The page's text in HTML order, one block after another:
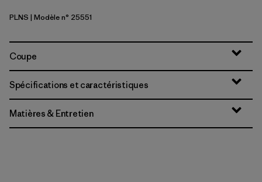
Painted Lines: Shore Blue
PLNS | Modèle n° 25551
Coupe
Spécifications et caractéristiques
Matières & Entretien